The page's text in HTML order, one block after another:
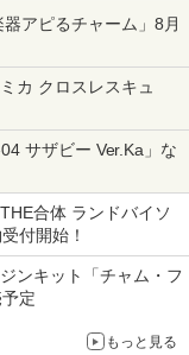
アピるチャーム」8月
カ クロスレスキュ
サザビー Ver.Ka」な
合体 ランドバイソ
付開始！
ンキット「チャム・フ
定
もっと見る